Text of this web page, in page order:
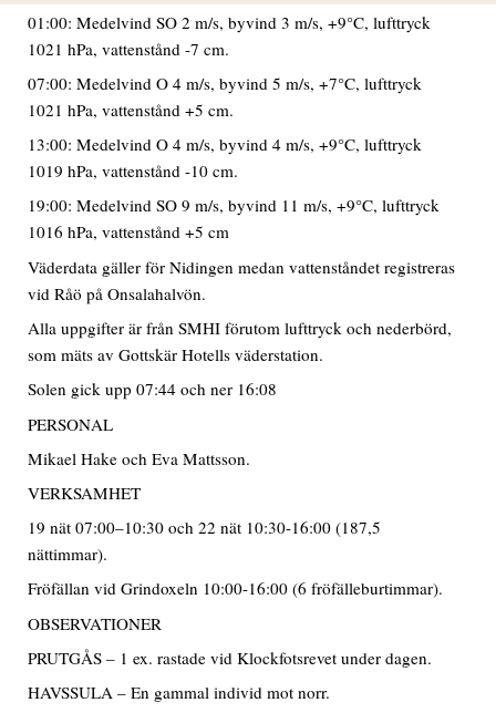
01:00: Medelvind SO 2 m/s, byvind 3 m/s, +9°C, lufttryck
1021 hPa, vattenstånd -7 cm.
07:00: Medelvind O 4 m/s, byvind 5 m/s, +7°C, lufttryck
1021 hPa, vattenstånd +5 cm.
13:00: Medelvind O 4 m/s, byvind 4 m/s, +9°C, lufttryck
1019 hPa, vattenstånd -10 cm.
19:00: Medelvind SO 9 m/s, byvind 11 m/s, +9°C, lufttryck
1016 hPa, vattenstånd +5 cm
Väderdata gäller för Nidingen medan vattenståndet registreras
vid Råö på Onsalahalvön.
Alla uppgifter är från SMHI förutom lufttryck och nederbörd,
som mäts av Gottskär Hotells väderstation.
Solen gick upp 07:44 och ner 16:08
PERSONAL
Mikael Hake och Eva Mattsson.
VERKSAMHET
19 nät 07:00–10:30 och 22 nät 10:30-16:00 (187,5
nättimmar).
Fröfällan vid Grindoxeln 10:00-16:00 (6 fröfälleburtimmar).
OBSERVATIONER
PRUTGÅS – 1 ex. rastade vid Klockfotsrevet under dagen.
HAVSSULA – En gammal individ mot norr.